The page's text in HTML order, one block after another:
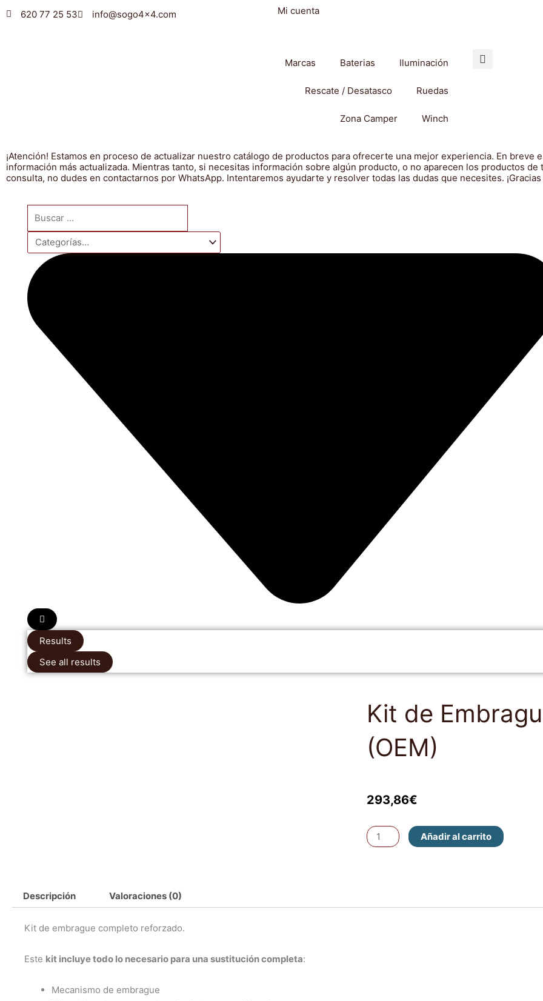
620 77 25 53 info@sogo4x4.com Mi cuenta
Marcas Baterias Iluminación
Rescate / Desatasco Ruedas
Zona Camper Winch
¡Atención! Estamos en proceso de actualizar nuestro catálogo de productos para ofrecerte una mejor experiencia. En breve
información más actualizada. Mientras tanto, si necesitas información sobre algún producto, o no aparecen los productos de
consulta, no dudes en contactarnos por WhatsApp. Intentaremos ayudarte y resolver todas las dudas que necesites.
Search
...
Results
See all results
Kit de
(OEM)
293,86€
Kit
de
Añadir al carrito
Descripción Valoraciones (0)
Kit de embrague completo reforzado.
Este kit incluye todo lo necesario para una sustitución completa:
Mecanismo de embrague